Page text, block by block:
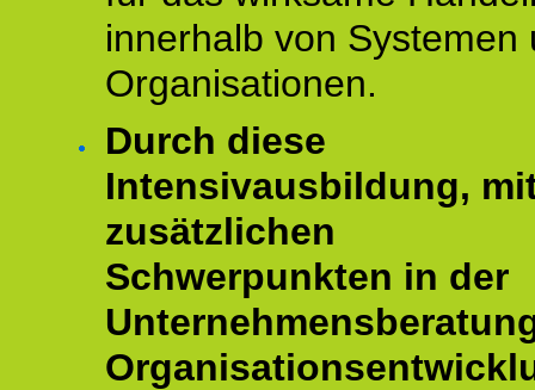
innerhalb von Systemen
Organisationen.
Durch diese
Intensivausbildung,
zusätzlichen
Schwerpunkten in der